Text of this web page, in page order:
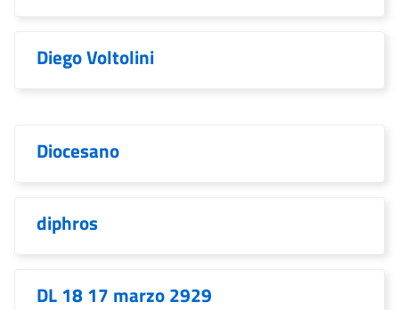
Diego Voltolini
Diocesano
diphros
DL 18 17 marzo 2929